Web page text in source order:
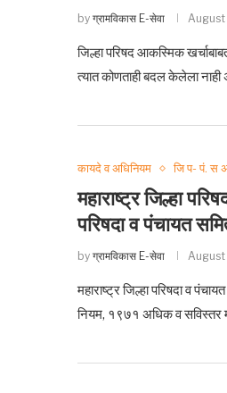
by ग्रामविकास E-सेवा August
जिल्हा परिषद आकस्मिक
त्यात कोणताही बदल केलेला
कायदे व अधिनियम जि प- पं. स
महाराष्ट्र जिल्हा
परिषदा व पंचायत
by ग्रामविकास E-सेवा August
महाराष्ट्र जिल्हा परिषदा व
नियम, १९७१ अधिक व सविस्तर